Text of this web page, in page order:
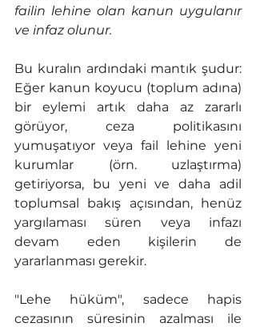
failin lehine olan kanun uygulanır
ve infaz olunur.
Bu kuralın ardındaki mantık şudur:
Eğer kanun koyucu (toplum adına)
bir eylemi artık daha az zararlı
görüyor, ceza politikasını
yumuşatıyor veya fail lehine yeni
kurumlar (örn. uzlaştırma)
getiriyorsa, bu yeni ve daha adil
toplumsal bakış açısından, henüz
yargılaması süren veya infazı
devam eden kişilerin de
yararlanması gerekir.
"Lehe hüküm", sadece hapis
cezasının süresinin azalması ile